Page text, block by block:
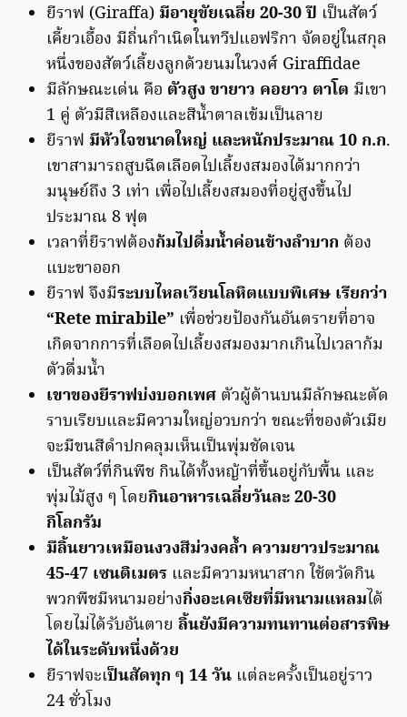
ยีราฟ (Giraffa) มีอายุขัยเฉลี่ย 20-30 ปี เป็นสัตว์
เคี้ยวเอื้อง มีถิ่นกำเนิดในทวีปแอฟริกา จัดอยู่ในสกุล
หนึ่งของสัตว์เลี้ยงลูกด้วยนมในวงศ์ Giraffidae
มีลักษณะเด่น คือ ตัวสูง ขายาว คอยาว ตาโต มีเขา
1 คู่ ตัวมีสีเหลืองและสีน้ำตาลเข้มเป็นลาย
ยีราฟ มีหัวใจขนาดใหญ่ และหนักประมาณ 10 ก.ก.
เขาสามารถสูบฉีดเลือดไปเลี้ยงสมองได้มากกว่า
มนุษย์ถึง 3 เท่า เพื่อไปเลี้ยงสมองที่อยู่สูงขึ้นไป
ประมาณ 8 ฟุต
เวลาที่ยีราฟต้องก้มไปดื่มน้ำค่อนข้างลำบาก ต้อง
แบะขาออก
ยีราฟ จึงมีระบบไหลเวียนโลหิตแบบพิเศษ เรียกว่า
“Rete mirabile” เพื่อช่วยป้องกันอันตรายที่อาจ
เกิดจากการที่เลือดไปเลี้ยงสมองมากเกินไปเวลาก้ม
ตัวดื่มน้ำ
เขาของยีราฟบ่งบอกเพศ ตัวผู้ด้านบนมีลักษณะตัด
ราบเรียบและมีความใหญ่อวบกว่า ขณะที่ของตัวเมีย
จะมีขนสีดำปกคลุมเห็นเป็นพุ่มชัดเจน
เป็นสัตว์ที่กินพืช กินได้ทั้งหญ้าที่ขึ้นอยู่กับพื้น และ
พุ่มไม้สูง ๆ โดยกินอาหารเฉลี่ยวันละ 20-30
กิโลกรัม
มีลิ้นยาวเหมือนงวงสีม่วงคล้ำ ความยาวประมาณ
45-47 เซนติเมตร และมีความหนาสาก ใช้ตวัดกิน
พวกพืชมีหนามอย่างกิ่งอะเคเซียที่มีหนามแหลมได้
โดยไม่ได้รับอันตาย ลิ้นยังมีความทนทานต่อสารพิษ
ได้ในระดับหนึ่งด้วย
ยีราฟจะเป็นสัดทุก ๆ 14 วัน แต่ละครั้งเป็นอยู่ราว
24 ชั่วโมง